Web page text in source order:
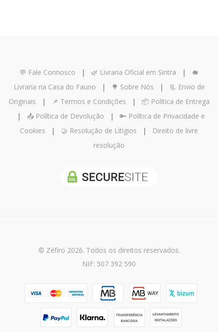
💬 Fale Connosco | 🌿 Livraria Oficial em Sintra | 🐗
Livraria na Casa do Fauno | 🌳 Sobre Nós | 📃 Envio de
Originais | 📌 Termos e Condições | 📦 Política de Entrega
| 📤 Política de Devolução | 🔑 Política de Privacidade e
Cookies | 🤝 Resolução de Litígios |
Direito de livre
resolução
© Zéfiro 2026. Todos os direitos reservados.
NIF: 507 392 590